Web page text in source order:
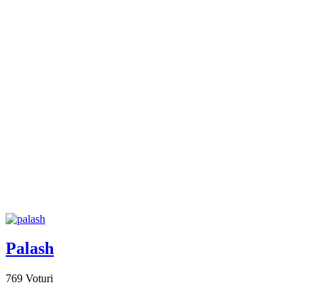
Palash
769 Voturi